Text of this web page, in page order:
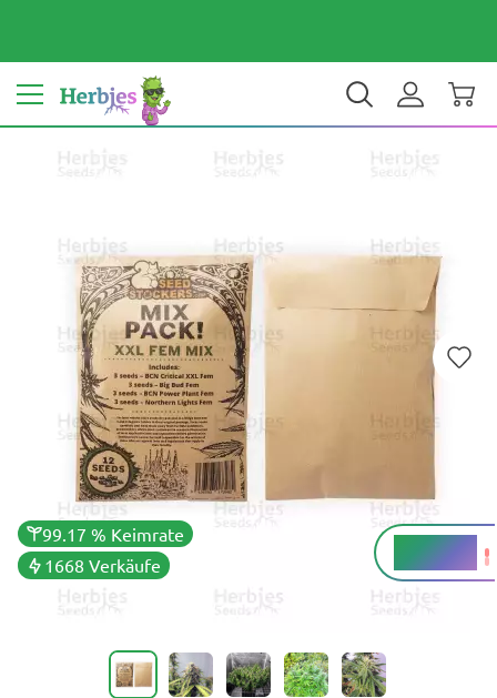
Dein Land: Vereinigte Staaten $ USD DE
99.17 % Keimrate
1668 Verkäufe
22 - 23 %
THC